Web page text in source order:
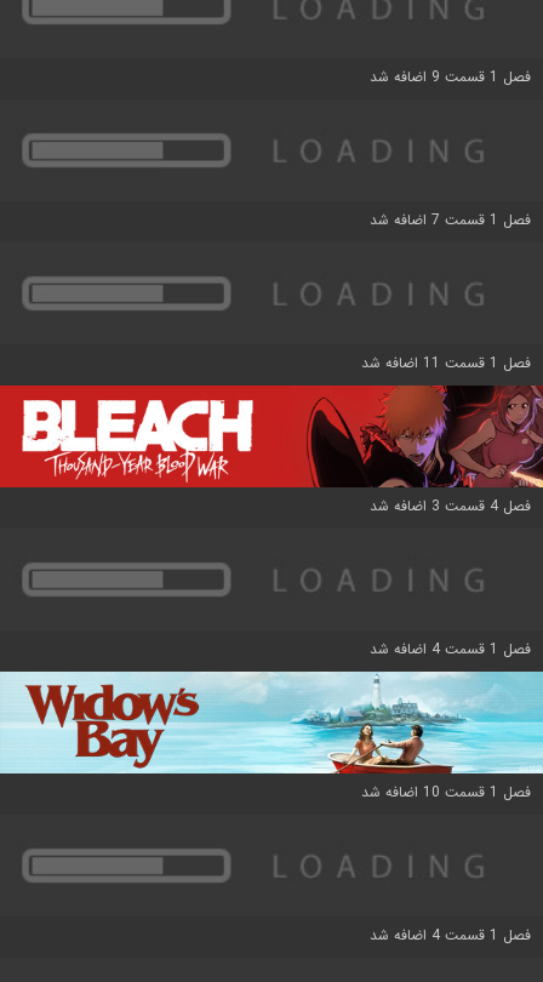
فصل 1 قسمت 9 اضافه شد
فصل 1 قسمت 7 اضافه شد
فصل 1 قسمت 11 اضافه شد
فصل 4 قسمت 3 اضافه شد
فصل 1 قسمت 4 اضافه شد
فصل 1 قسمت 10 اضافه شد
فصل 1 قسمت 4 اضافه شد